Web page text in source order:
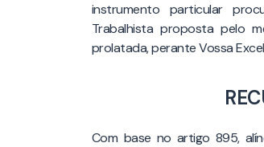
instrumento particular
Trabalhista proposta pelo
prolatada, perante Vossa
Com base no artigo 895,